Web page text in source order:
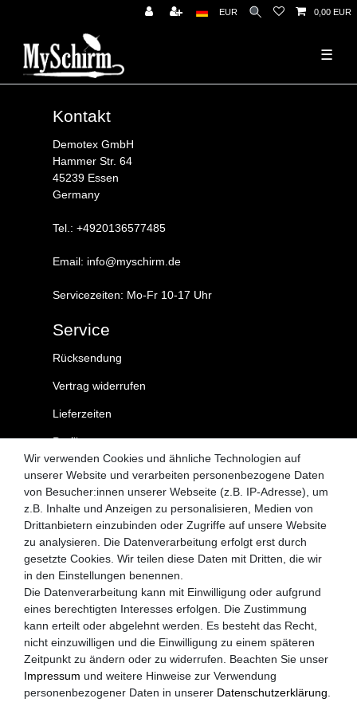
EUR 0,00 EUR
☰
Kontakt
Demotex GmbH
Hammer Str. 64
45239 Essen
Germany
Tel.: +4920136577485
Email: info@myschirm.de
Servicezeiten: Mo-Fr 10-17 Uhr
Service
Rücksendung
Vertrag widerrufen
Lieferzeiten
Profil
Kontakt
MySchirm.de
AGB
Datenschutzerklärung
Widerrufsrecht
Zahlungsarten
Versandkosten
Impressum
Wir verwenden Cookies und ähnliche Technologien auf
unserer Website und verarbeiten personenbezogene Daten
von Besucher:innen unserer Webseite (z.B. IP-Adresse), um
z.B. Inhalte und Anzeigen zu personalisieren, Medien von
Drittanbietern einzubinden oder Zugriffe auf unsere Website
zu analysieren. Die Datenverarbeitung erfolgt erst durch
gesetzte Cookies. Wir teilen diese Daten mit Dritten, die wir
in den Einstellungen benennen.
Die Datenverarbeitung kann mit Einwilligung oder aufgrund
eines berechtigten Interesses erfolgen. Die Zustimmung
kann erteilt oder abgelehnt werden. Es besteht das Recht,
nicht einzuwilligen und die Einwilligung zu einem späteren
Zeitpunkt zu ändern oder zu widerrufen. Beachten Sie unser
Impressum und weitere Hinweise zur Verwendung
personenbezogener Daten in unserer Daten­schutz­erklärung